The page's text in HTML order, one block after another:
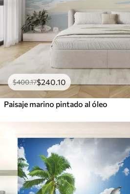
$400.17$240 .10
Paisaje marino pintado al óleo